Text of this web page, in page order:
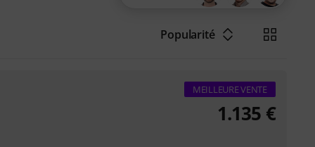
Popularité
MEILLEURE VENTE
1.135 €